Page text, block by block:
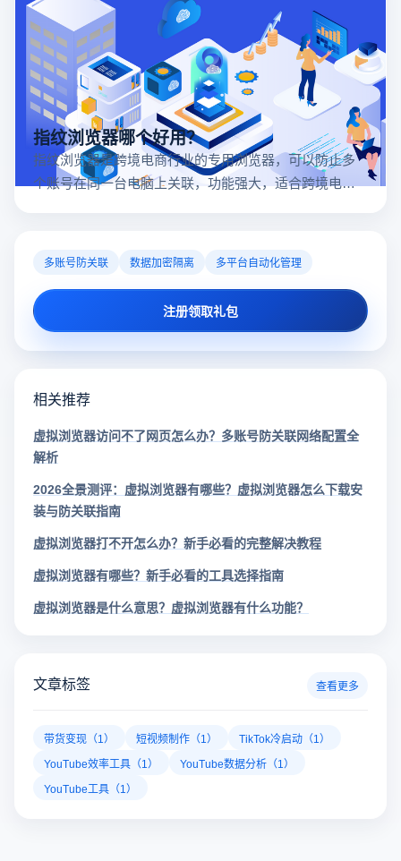
指纹浏览器哪个好用？
指纹浏览器是跨境电商行业的专用浏览器，可以防止多
个账号在同一台电脑上关联，功能强大，适合跨境电商
多账号防关联 数据加密隔离 多平台自动化管理
注册领取礼包
相关推荐
虚拟浏览器访问不了网页怎么办？多账号防关联网络配置全
解析
2026全景测评：虚拟浏览器有哪些？虚拟浏览器怎么下载安
装与防关联指南
虚拟浏览器打不开怎么办？新手必看的完整解决教程
虚拟浏览器有哪些？新手必看的工具选择指南
虚拟浏览器是什么意思？虚拟浏览器有什么功能？
文章标签 查看更多
带货变现（1） 短视频制作（1）
TikTok冷启动（1）
YouTube效率工具（1）
YouTube数据分析（1）
YouTube工具（1）